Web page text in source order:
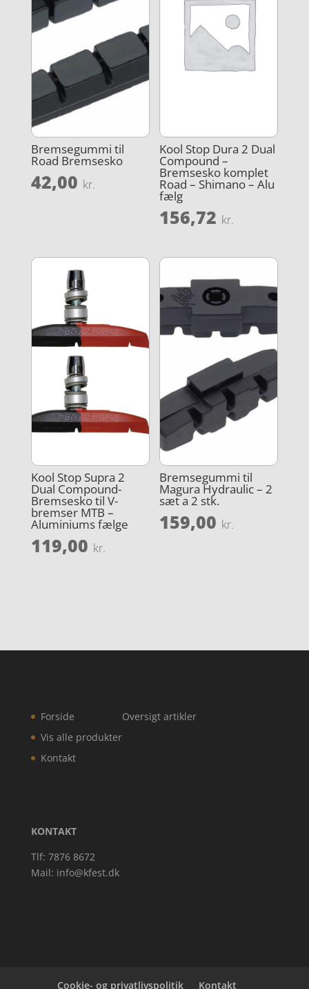
Bremsegummi til
Road Bremsesko
42,00 kr.
Kool Stop Dura 2 Dual
Compound –
Bremsesko komplet
Road – Shimano – Alu
fælg
156,72 kr.
Kool Stop Supra 2
Dual Compound-
Bremsesko til V-
bremser MTB –
Aluminiums fælge
119,00 kr.
Bremsegummi til
Magura Hydraulic – 2
sæt a 2 stk.
159,00 kr.
Forside
Vis alle produkter
Kontakt
Oversigt artikler
KONTAKT
Tlf: 7876 8672
Mail: info@kfest.dk
Cookie- og privatlivspolitik Kontakt